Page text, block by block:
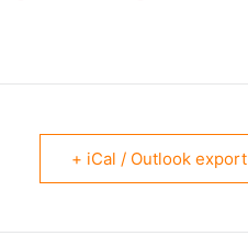
+ iCal / Outlook export